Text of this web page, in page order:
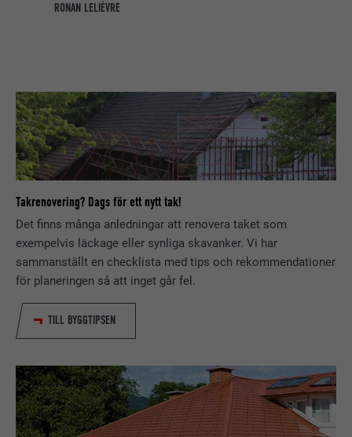
RONAN LELIÈVRE
Takrenovering? Dags för ett nytt tak!
Det finns många anledningar att renovera taket som
exempelvis läckage eller synliga skavanker. Vi har
sammanställt en checklista med tips och rekommendationer
för planeringen så att inget går fel.
TILL BYGGTIPSEN